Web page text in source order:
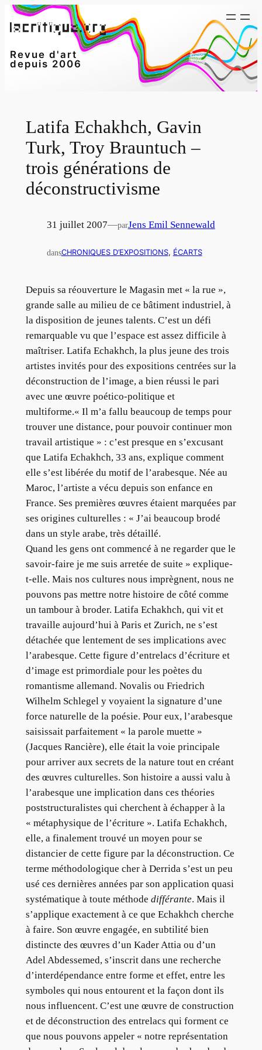
Aller
au
Revue d'art
depuis 2006
Latifa Echakhch, Gavin
Turk, Troy Brauntuch –
trois générations de
déconstructivisme
31 juillet 2007—parJens Emil Sennewald
dansCHRONIQUES D’EXPOSITIONS, ÉCARTS
Depuis sa réouverture le Magasin met « la rue »,
grande salle au milieu de ce bâtiment industriel, à
la disposition de jeunes talents. C’est un défi
remarquable vu que l’espace est assez difficile à
maîtriser. Latifa Echakhch, la plus jeune des trois
artistes invités pour des expositions centrées sur la
déconstruction de l’image, a bien réussi le pari
avec une œuvre poético-politique et
multiforme.« Il m’a fallu beaucoup de temps pour
trouver une distance, pour pouvoir continuer mon
travail artistique » : c’est presque en s’excusant
que Latifa Echakhch, 33 ans, explique comment
elle s’est libérée du motif de l’arabesque. Née au
Maroc, l’artiste a vécu depuis son enfance en
France. Ses premières œuvres étaient marquées par
ses origines culturelles : « J’ai beaucoup brodé
dans un style arabe, très détaillé.
Quand les gens ont commencé à ne regarder que le
savoir-faire je me suis arretée de suite » explique-
t-elle. Mais nos cultures nous imprègnent, nous ne
pouvons pas mettre notre histoire de côté comme
un tambour à broder. Latifa Echakhch, qui vit et
travaille aujourd’hui à Paris et Zurich, ne s’est
détachée que lentement de ses implications avec
l’arabesque. Cette figure d’entrelacs d’écriture et
d’image est primordiale pour les poètes du
romantisme allemand. Novalis ou Friedrich
Wilhelm Schlegel y voyaient la signature d’une
force naturelle de la poésie. Pour eux, l’arabesque
saisissait parfaitement « la parole muette »
(Jacques Rancière), elle était la voie principale
pour arriver aux secrets de la nature tout en créant
des œuvres culturelles. Son histoire a aussi valu à
l’arabesque une implication dans ces théories
poststructuralistes qui cherchent à échapper à la
« métaphysique de l’écriture ». Latifa Echakhch,
elle, a finalement trouvé un moyen pour se
distancier de cette figure par la déconstruction. Ce
terme méthodologique cher à Derrida s’est un peu
usé ces dernières années par son application quasi
systématique à toute méthode différante. Mais il
s’applique exactement à ce que Echakhch cherche
à faire. Son œuvre engagée, en subtilité bien
distincte des œuvres d’un Kader Attia ou d’un
Adel Abdessemed, s’inscrit dans une recherche
d’interdépendance entre forme et effet, entre les
symboles qui nous entourent et la façon dont ils
nous influencent. C’est une œuvre de construction
et de déconstruction des entrelacs qui forment ce
que nous pouvons appeler « notre représentation